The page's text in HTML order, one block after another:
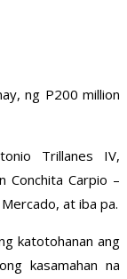
ng P200 million
Trillanes IV,
Conchita Carpio –
at iba pa.
katotohanan ang
kasamahan na